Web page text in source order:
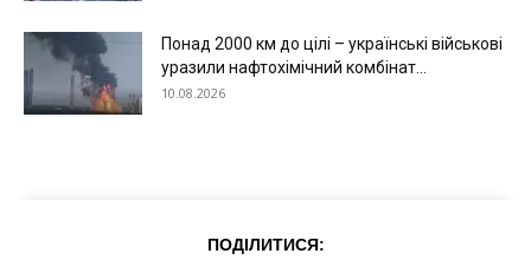
Понад 2000 км до цілі – українські військові
уразили нафтохімічний комбінат...
10.08.2026
ПОДІЛИТИСЯ: